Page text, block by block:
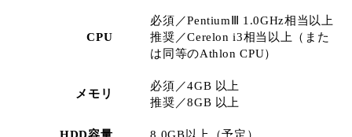
CPU
必須／PentiumⅢ 1.0GHz相当以上
推奨／Cerelon i3相当以上（また
は同等のAthlon CPU）
メモリ
必須／4GB 以上
推奨／8GB 以上
HDD容量 8.0GB以上（予定）